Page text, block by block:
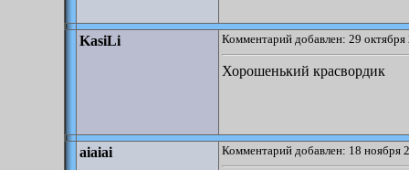
KasiLi Комментарий добавлен: 29
Хорошенький красвордик
aiaiai Комментарий добавлен: 18 ноября